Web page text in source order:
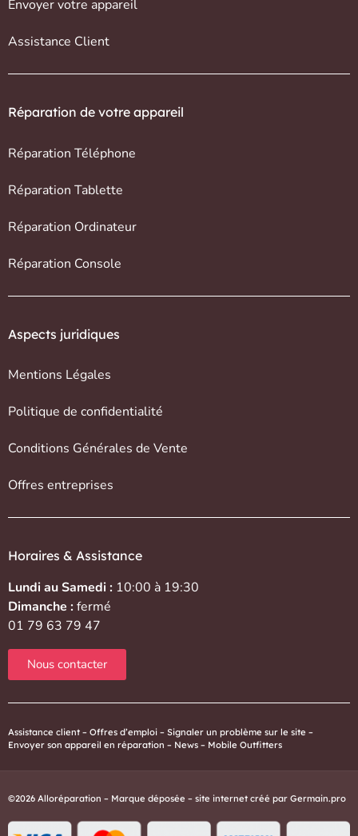
Envoyer votre appareil
Assistance Client
Réparation de votre appareil
Réparation Téléphone
Réparation Tablette
Réparation Ordinateur
Réparation Console
Aspects juridiques
Mentions Légales
Politique de confidentialité
Conditions Générales de Vente
Offres entreprises
Horaires & Assistance
Lundi au Samedi : 10:00 à 19:30
Dimanche :fermé
01 79 63 79 47
Nous contacter
Assistance client – Offres d’emploi – Signaler un problème sur le site –
Envoyer son appareil en réparation – News – Mobile Outfitters
©2026 Alloréparation – Marque déposée – site internet créé par Germain.pro